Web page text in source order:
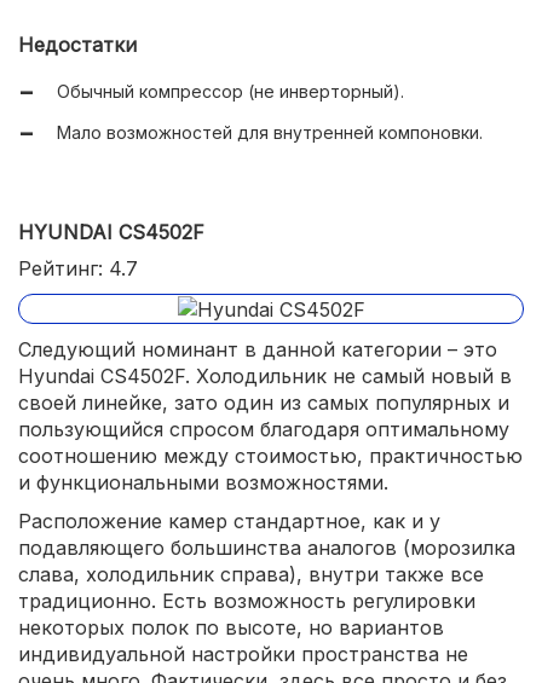
Недостатки
Обычный компрессор (не инверторный).
Мало возможностей для внутренней компоновки.
HYUNDAI CS4502F
Рейтинг: 4.7
Следующий номинант в данной категории – это
Hyundai CS4502F. Холодильник не самый новый в
своей линейке, зато один из самых популярных и
пользующийся спросом благодаря оптимальному
соотношению между стоимостью, практичностью
и функциональными возможностями.
Расположение камер стандартное, как и у
подавляющего большинства аналогов (морозилка
слава, холодильник справа), внутри также все
традиционно. Есть возможность регулировки
некоторых полок по высоте, но вариантов
индивидуальной настройки пространства не